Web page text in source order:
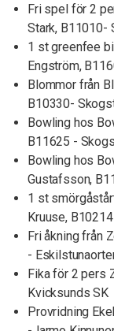
Fri spel för 2
Stark, B11010-
1 st greenfee
Engström,
Blommor från
B10330-
Bowling hos
B11625 -
Bowling hos
Gustafsson,
1 st
Kruuse,
Fri åkning från
-
Fika för 2 pers
Kvicksunds SK
Provridning